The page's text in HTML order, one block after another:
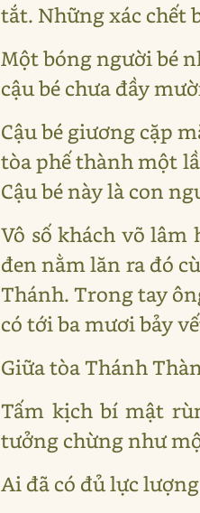
tắt. Những xác chết
Một bóng người bé
cậu bé chưa đầy
Cậu bé giương cặp
tòa phế thành một
Cậu bé này là con
Vô số khách võ
đen nằm lăn ra đó
Thánh. Trong tay
có tới ba mươi bảy
Giữa tòa Thánh
Tấm kịch bí mật
tưởng chừng như
Ai đã có đủ lực